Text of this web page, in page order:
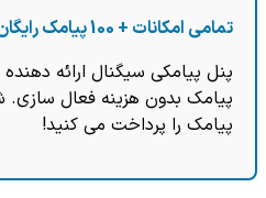
تمامی امکانات + 100 پیامک رایگان
پنل پیامکی سیگنال ارائه
پیامک بدون هزینه فعال سازی.
پیامک را پرداخت می کنید!